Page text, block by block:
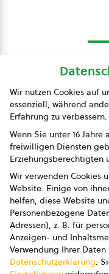
Wir nutzen Cookies auf
essenziell, während
Erfahrung zu verbessern.
Wenn Sie unter 16
freiwilligen Diensten
Erziehungsberechtigten
Wir verwenden Cookies
Website. Einige von
helfen, diese Website
Personenbezogene
Adressen), z. B. für
Anzeigen- und
Verwendung Ihrer
Datenschutzerklärung.